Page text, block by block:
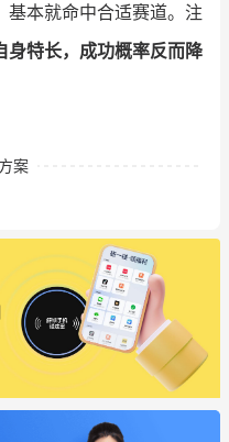
基本就命中合适赛道。注
身特长，成功概率反而降
案